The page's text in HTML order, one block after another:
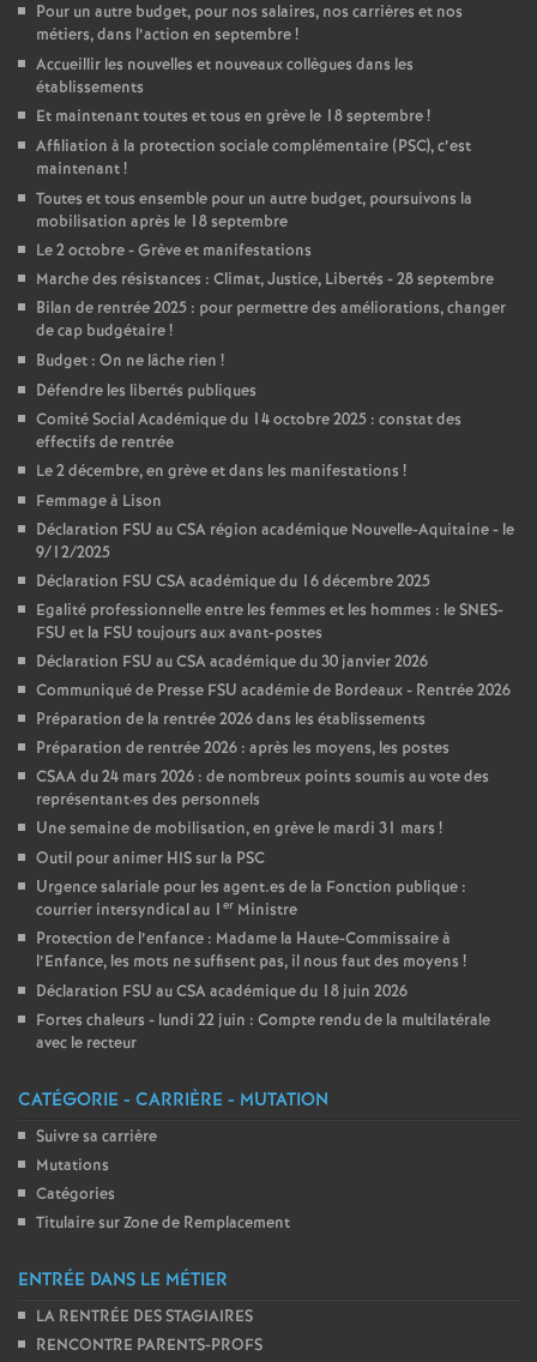
Pour un autre budget, pour nos salaires, nos carrières et nos
métiers, dans l’action en septembre!
Accueillir les nouvelles et nouveaux collègues dans les
établissements
Et maintenant toutes et tous en grève le 18 septembre!
Affiliation à la protection sociale complémentaire (PSC), c’est
maintenant!
Toutes et tous ensemble pour un autre budget, poursuivons la
mobilisation après le 18 septembre
Le 2 octobre - Grève et manifestations
Marche des résistances : Climat, Justice, Libertés - 28 septembre
Bilan de rentrée 2025 : pour permettre des améliorations, changer
de cap budgétaire!
Budget : On ne lâche rien !
Défendre les libertés publiques
Comité Social Académique du 14 octobre 2025 : constat des
effectifs de rentrée
Le 2 décembre, en grève et dans les manifestations !
Femmage à Lison
Déclaration FSU au CSA région académique Nouvelle-Aquitaine - le
9/12/2025
Déclaration FSU CSA académique du 16 décembre 2025
Egalité professionnelle entre les femmes et les hommes : le SNES-
FSU et la FSU toujours aux avant-postes
Déclaration FSU au CSA académique du 30 janvier 2026
Communiqué de Presse FSU académie de Bordeaux - Rentrée 2026
Préparation de la rentrée 2026 dans les établissements
Préparation de rentrée 2026 : après les moyens, les postes
CSAA du 24 mars 2026 : de nombreux points soumis au vote des
représentant·es des personnels
Une semaine de mobilisation, en grève le mardi 31 mars !
Outil pour animer HIS sur la PSC
Urgence salariale pour les agent.es de la Fonction publique :
courrier intersyndical au 1 er Ministre
Protection de l’enfance : Madame la Haute-Commissaire à
l’Enfance, les mots ne suffisent pas, il nous faut des moyens !
Déclaration FSU au CSA académique du 18 juin 2026
Fortes chaleurs - lundi 22 juin : Compte rendu de la multilatérale
avec le recteur
CATÉGORIE - CARRIÈRE - MUTATION
Suivre sa carrière
Mutations
Catégories
Titulaire sur Zone de Remplacement
ENTRÉE DANS LE MÉTIER
LA RENTRÉE DES STAGIAIRES
RENCONTRE PARENTS-PROFS